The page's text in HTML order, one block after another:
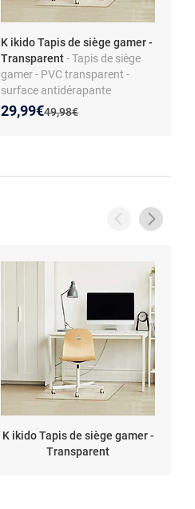
K ikido Tapis de siège gamer -
Transparent- Tapis de siège
gamer - PVC transparent -
surface antidérapante
Ancien prix :
49,98€
Nouveau prix :
29,99€
Réduction de :
K ikido Tapis de siège gamer -
Transparent